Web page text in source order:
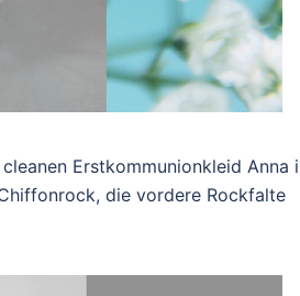
Erstkommunionkleid Anna
die vordere Rockfalte